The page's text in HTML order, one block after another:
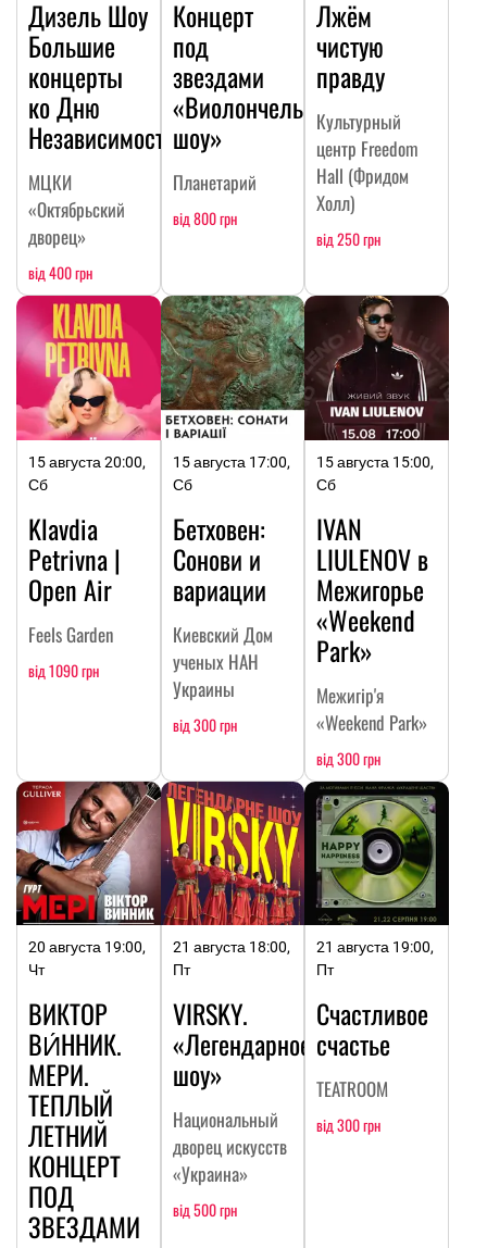
Дизель Шоу
Большие
концерты
ко Дню
Независимости
МЦКИ
«Октябрьский
дворец»
від 400 грн
Концерт
под
звездами
«Виолончельное
шоу»
Планетарий
від 800 грн
Лжём
чистую
правду
Культурный
центр Freedom
Hall (Фридом
Холл)
від 250 грн
15 августа 20:00,
Сб
Klavdia
Petrivna |
Open Air
Feels Garden
від 1090 грн
15 августа 17:00,
Сб
Бетховен:
Сонови и
вариации
Киевский Дом
ученых НАН
Украины
від 300 грн
15 августа 15:00,
Сб
IVAN
LIULENOV в
Межигорье
«Weekend
Park»
Межигір'я
«Weekend Park»
від 300 грн
20 августа 19:00,
Чт
ВИКТОР
ВИ́ННИК.
МЕРИ.
ТЕПЛЫЙ
ЛЕТНИЙ
КОНЦЕРТ
ПОД
ЗВЕЗДАМИ
21 августа 18:00,
Пт
VIRSKY.
«Легендарное
шоу»
Национальный
дворец искусств
«Украина»
від 500 грн
21 августа 19:00,
Пт
Счастливое
счастье
TEATROOM
від 300 грн